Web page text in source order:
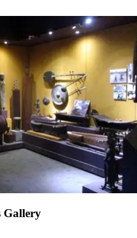
Khleang est un village
de masse. En barque, on
, on croise les pêcheurs qui
rires d’enfants résonner sur
du ciel, reflète une vie simple et
crues. Ce voyage dans le
hors du temps,une immersion
quotidien. Ici, les voyages
l’essence même du voyage.
Gallery